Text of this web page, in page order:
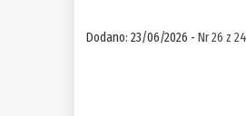
Dodano: 23/06/2026 -Nr 26 z